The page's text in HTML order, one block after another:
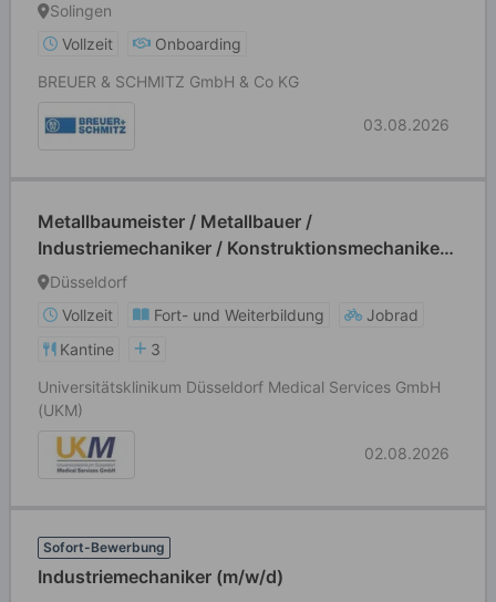
Solingen
Vollzeit
Onboarding
BREUER & SCHMITZ GmbH & Co KG
03.08.2026
Metallbaumeister / Metallbauer /
Industriemechaniker / Konstruktionsmechaniker
(m/w/d) - im Gesundheitswesen
Düsseldorf
Vollzeit
Fort- und Weiterbildung
Jobrad
Kantine
3
Universitätsklinikum Düsseldorf Medical Services GmbH
(UKM)
02.08.2026
Sofort-Bewerbung
Industriemechaniker (m/w/d)